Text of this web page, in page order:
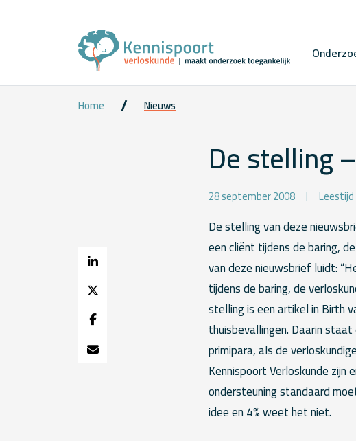
Home Nieuws
De stelling
28 september 2008
De stelling van deze
een cliënt tijdens de baring,
van deze nieuwsbrief luidt:
tijdens de baring, de
stelling is een artikel in Birth
thuisbevallingen. Daarin
primipara, als de
Kennispoort Verloskunde zijn
ondersteuning standaard
idee en 4% weet het niet.